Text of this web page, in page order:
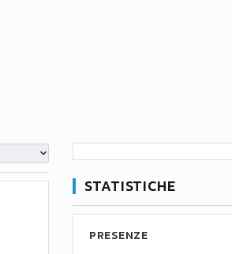
STATISTICHE
PRESENZE